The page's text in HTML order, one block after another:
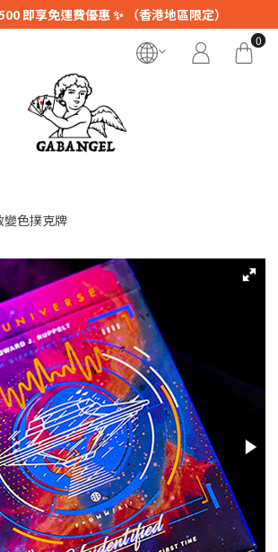
即享免運費優惠 ✨ （香港地區限定）
0
變色撲克牌